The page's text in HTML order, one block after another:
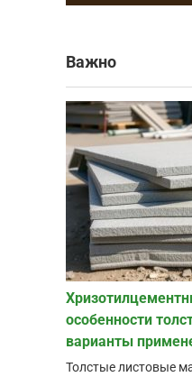
Важно
особенности
варианты
Толстые листовые